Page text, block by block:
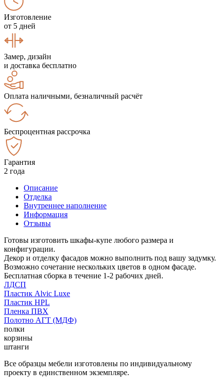
Изготовление
от 5 дней
Замер, дизайн
и доставка бесплатно
Оплата наличными, безналичный расчёт
Беспроцентная рассрочка
Гарантия
2 года
Описание
Отделка
Внутреннее наполнение
Информация
Отзывы
Готовы изготовить шкафы-купе любого размера и
конфигурации.
Декор и отделку фасадов можно выполнить под вашу задумку.
Возможно сочетание нескольких цветов в одном фасаде.
Бесплатная сборка в течение 1-2 рабочих дней.
ЛДСП
Пластик Alvic Luxe
Пластик HPL
Пленка ПВХ
Полотно АГТ (МДФ)
полки
корзины
штанги
Все образцы мебели изготовлены по индивидуальному
проекту в единственном экземпляре.